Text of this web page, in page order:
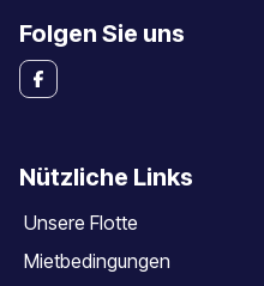
Folgen Sie uns
Nützliche Links
Unsere Flotte
Mietbedingungen